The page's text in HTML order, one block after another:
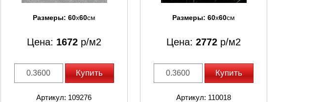
Размеры: 60x60см
Цена: 1672р/м2
Купить
Артикул: 109276
Размеры: 60x60см
Цена: 2772р/м2
Купить
Артикул: 110018